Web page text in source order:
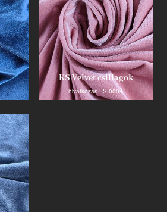
KS Velvet csillagok
hivatkozás : S-0004